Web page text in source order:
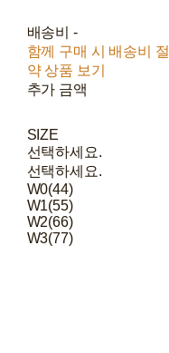
배송비 -
함께 구매 시 배송비 절
약 상품 보기
추가 금액
SIZE
선택하세요.
선택하세요.
W0(44)
W1(55)
W2(66)
W3(77)